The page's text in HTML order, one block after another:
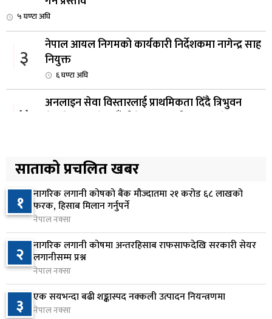
५ घण्टा अघि
३
नेपाल आयल निगमको कार्यकारी निर्देशकमा नागेन्द्र साह
नियुक्त
६ घण्टा अघि
४
अनलाइन सेवा विस्तारलाई प्राथमिकता दिँदै त्रिभुवन
५
सरकारद्वारा राष्ट्रसेवक कर्मचारीको नयाँ तलबमान
स्वीकृत, न्यूनतम तलब २८ हजार ९८४ रुपैयाँ
८ घण्टा अघि
६
सिद्धबाबा सुरुङ निर्माणमा ३ अर्ब १ करोड खर्च, २०८३
फागुनको समयसीमा
१४ घण्टा अघि
७
निम्सदाइसहित चार पर्वतारोहीको शव बेस क्याम्पमा
ल्याइयो
१ दिन अघि
साताको प्रचलित खबर
१ नागरिक लगानी कोषको बैंक मौज्दातमा २१ करोड ६८ लाखको
फरक, हिसाब मिलान गर्नुपर्ने
नेपाल नक्सा
२ नागरिक लगानी कोषमा अन्तरहिसाब राफसाफदेखि सरकारी सेयर
लगानीसम्म प्रश्न
नेपाल नक्सा
३ एक सयभन्दा बढी शङ्कास्पद नक्कली उत्पादन नियन्त्रणमा
नेपाल नक्सा